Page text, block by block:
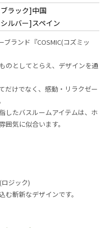
ラック]中国
ルバー]スペイン
ランド『COSMIC(コズミッ
のとしてとらえ、デザインを通
だけでなく、感動・リラクゼー
したバスルームアイテムは、ホ
気に似合います。
ジック)
斬新なデザインです。